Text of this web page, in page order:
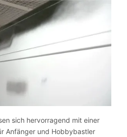
sich hervorragend mit einer
Anfänger und Hobbybastler